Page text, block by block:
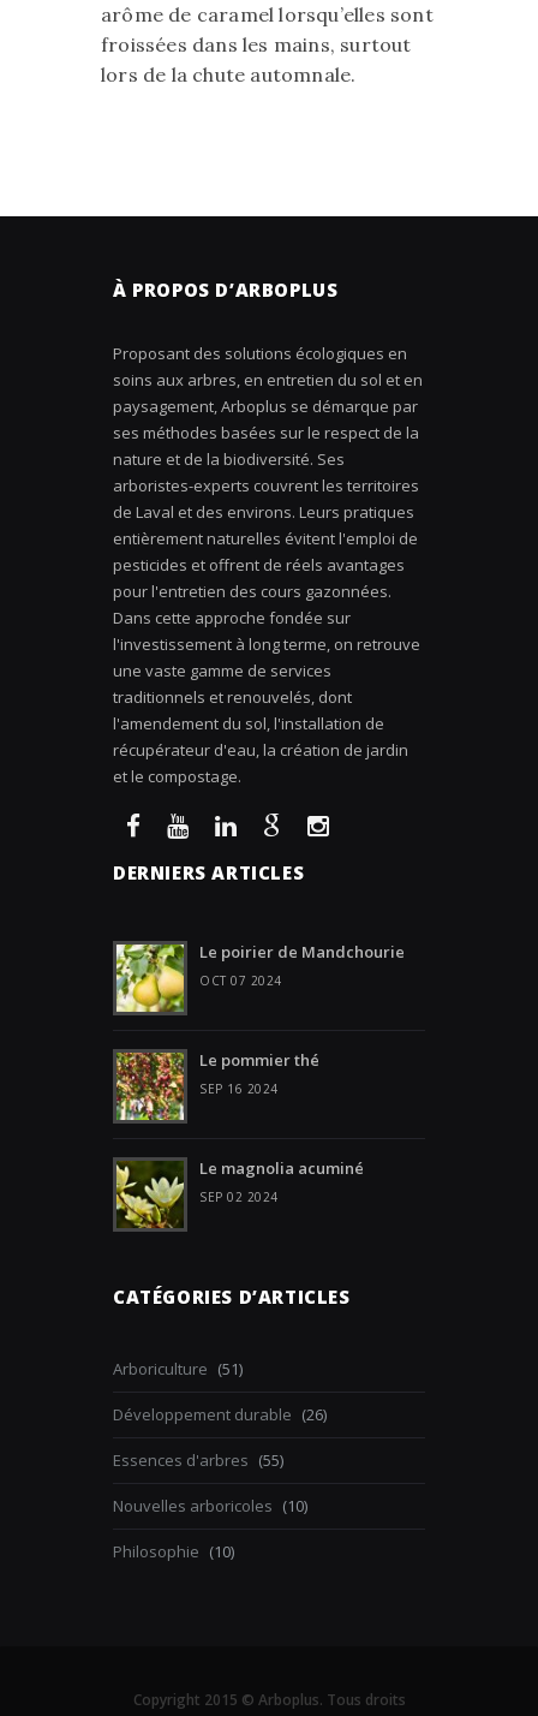
arôme de caramel lorsqu’elles sont
froissées dans les mains, surtout
lors de la chute automnale.
À PROPOS D’ARBOPLUS
Proposant des solutions écologiques en
soins aux arbres, en entretien du sol et en
paysagement, Arboplus se démarque par
ses méthodes basées sur le respect de la
nature et de la biodiversité. Ses
arboristes-experts couvrent les territoires
de Laval et des environs. Leurs pratiques
entièrement naturelles évitent l'emploi de
pesticides et offrent de réels avantages
pour l'entretien des cours gazonnées.
Dans cette approche fondée sur
l'investissement à long terme, on retrouve
une vaste gamme de services
traditionnels et renouvelés, dont
l'amendement du sol, l'installation de
récupérateur d'eau, la création de jardin
et le compostage.
DERNIERS ARTICLES
Le poirier de Mandchourie
OCT 07 2024
Le pommier thé
SEP 16 2024
Le magnolia acuminé
SEP 02 2024
CATÉGORIES D’ARTICLES
Arboriculture (51)
Développement durable (26)
Essences d'arbres (55)
Nouvelles arboricoles (10)
Philosophie (10)
Copyright 2015 © Arboplus. Tous droits